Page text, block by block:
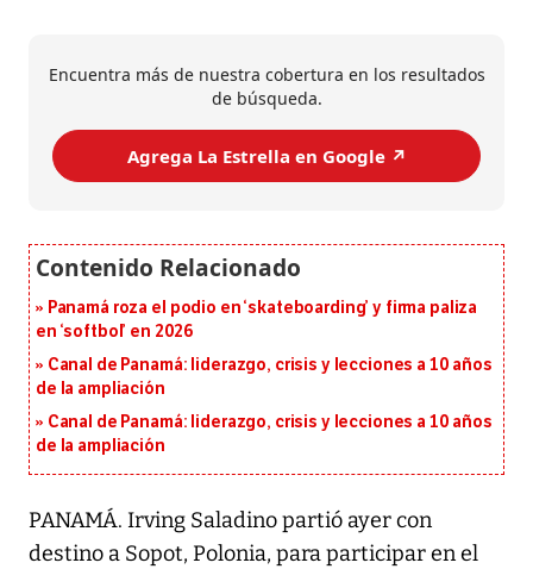
Encuentra más de nuestra cobertura en los resultados
de búsqueda.
Agrega La Estrella en Google ↗️
Panamá roza el podio en ‘skateboarding’ y firma paliza
en ‘softbol’ en 2026
Canal de Panamá: liderazgo, crisis y lecciones a 10 años
de la ampliación
Canal de Panamá: liderazgo, crisis y lecciones a 10 años
de la ampliación
PANAMÁ. Irving Saladino partió ayer con
destino a Sopot, Polonia, para participar en el